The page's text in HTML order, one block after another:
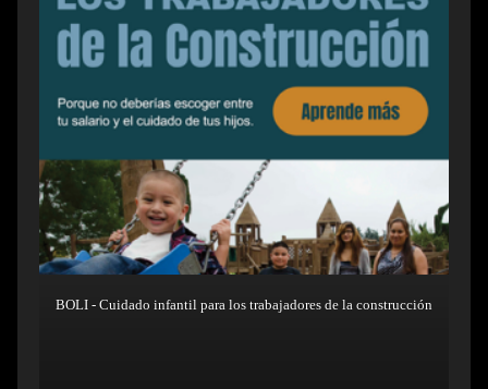
BOLI - Cuidado infantil para los trabajadores de la construcción